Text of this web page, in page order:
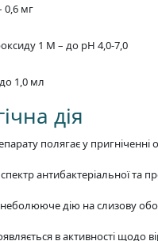
0,6 мг
1 М – до pH 4,0-7,0
1,0 мл
дія
полягає у пригніченні
антибактеріальної та
дію на слизову
в активності щодо